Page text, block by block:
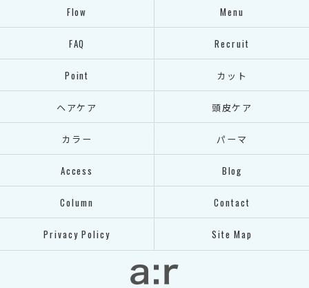
Flow Menu
FAQ Recruit
Point カット
ヘアケア 頭皮ケア
カラー パーマ
Access Blog
Column Contact
Privacy Policy Site Map